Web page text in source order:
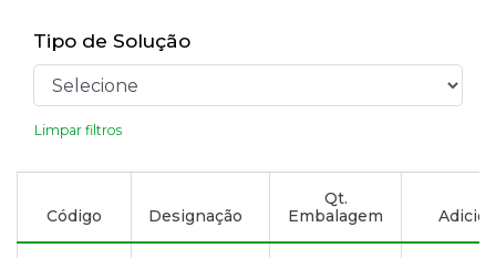
Tipo de Solução
Limpar filtros
Código Designação
Qt.
Embalagem